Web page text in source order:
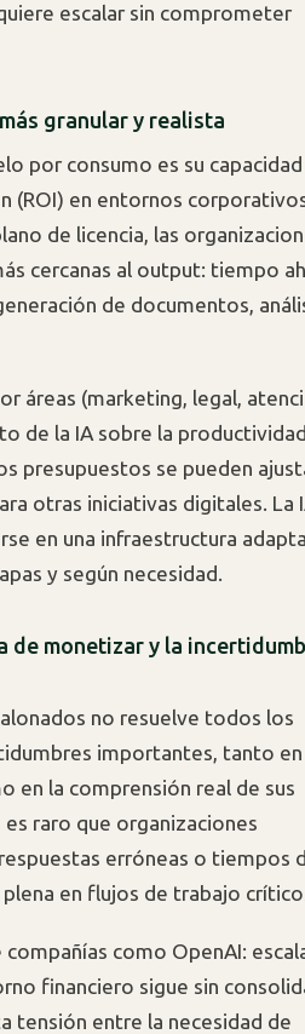
escalar sin comprometer
granular y realista
por consumo es su capacidad
(ROI) en entornos
de licencia, las
cercanas al output: tiempo
de documentos,
áreas (marketing, legal,
de la IA sobre la
presupuestos se pueden
otras iniciativas digitales. La
en una infraestructura
y según necesidad.
de monetizar y la
no resuelve todos los
importantes, tanto en
en la comprensión real de sus
raro que organizaciones
erróneas o tiempos
en flujos de trabajo
compañías como OpenAI:
financiero sigue sin
tensión entre la necesidad de